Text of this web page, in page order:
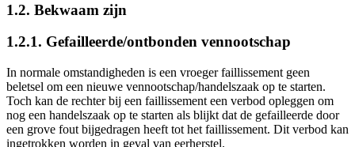
1.2. Bekwaam zijn
1.2.1. Gefailleerde/ontbonden vennootschap
In normale omstandigheden is een vroeger faillissement geen
beletsel om een nieuwe vennootschap/handelszaak op te starten.
Toch kan de rechter bij een faillissement een verbod opleggen om
nog een handelszaak op te starten als blijkt dat de gefailleerde door
een grove fout bijgedragen heeft tot het faillissement. Dit verbod kan
ingetrokken worden in geval van eerherstel.